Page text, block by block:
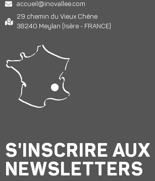
accueil@inovallee.com
29 chemin du Vieux Chêne
38240 Meylan (Isère - FRANCE)
S'INSCRIRE AUX
NEWSLETTERS